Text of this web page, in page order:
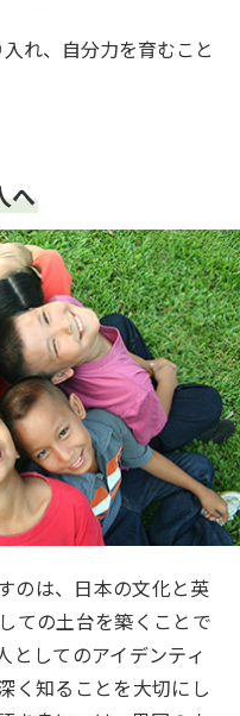
れ、自分力を育むこと
へ
のは、日本の文化と英
ての土台を築くことで
としてのアイデンティ
く知ることを大切にし